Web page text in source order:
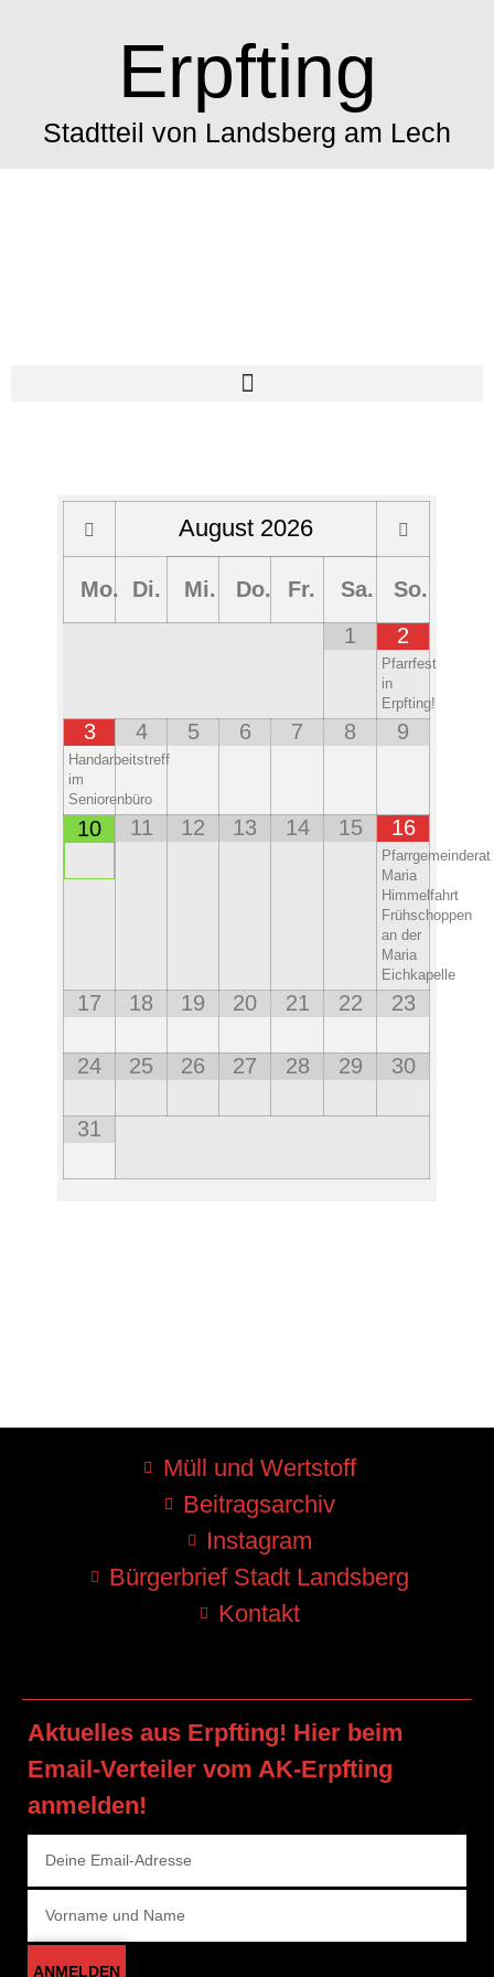
Erpfting
Stadtteil von Landsberg am Lech
August 2026
Mo. Di. Mi. Do. Fr. Sa.
So.
1
2
Pfarrfest
in
Erpfting!
3
Handarbeitstreff
im
Seniorenbüro
4 5 6 7 8 9
10 11 12 13 14 15 16
Pfarrgemeinderat
Maria
Himmelfahrt
Frühschoppen
an der
Maria
Eichkapelle
17 18 19 20 21 22 23
24 25 26 27 28 29 30
31
Müll und Wertstoff
Beitragsarchiv
Instagram
Bürgerbrief Stadt Landsberg
Kontakt
Aktuelles aus Erpfting! Hier beim
Email-Verteiler vom AK-Erpfting
anmelden!
ANMELDEN